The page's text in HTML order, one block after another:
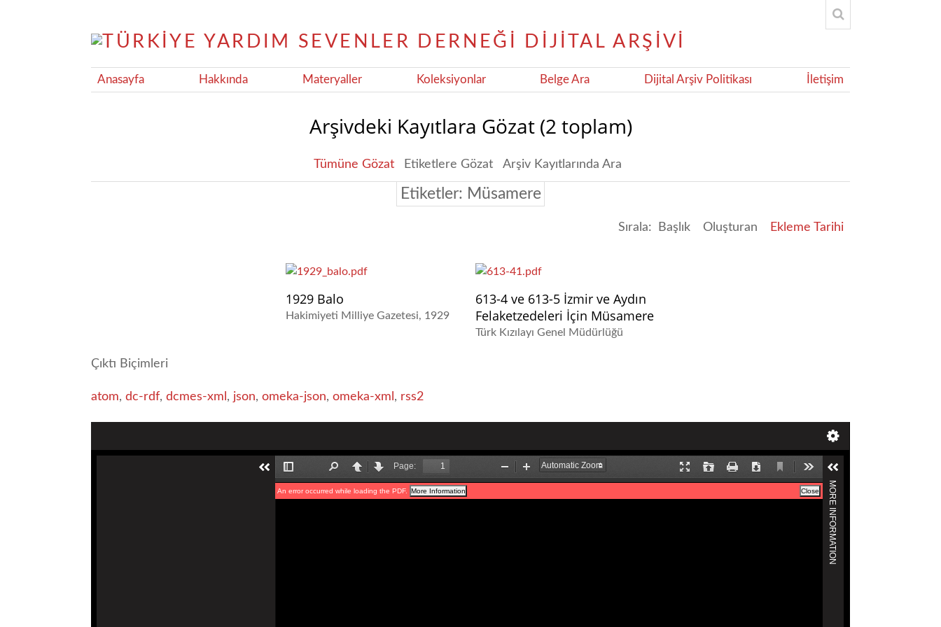
Anasayfa Hakkında Materyaller Koleksiyonlar Belge Ara Dijital Arşiv Politikası İletişim
Arşivdeki Kayıtlara Gözat (2 toplam)
Tümüne Gözat Etiketlere Gözat Arşiv Kayıtlarında Ara
Etiketler: Müsamere
Sırala: Başlık Oluşturan Ekleme Tarihi
1929 Balo
Hakimiyeti Milliye Gazetesi 1929
613-4 ve 613-5 İzmir ve Aydın
Felaketzedeleri İçin Müsamere
Türk Kızılayı Genel Müdürlüğü
Çıktı Biçimleri
atom,dc-rdf,dcmes-xml , json,omeka-json,omeka-xml , rss2